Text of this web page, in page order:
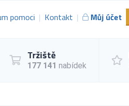
pomoci Kontakt Můj účet
Tržiště
177 141 nabídek